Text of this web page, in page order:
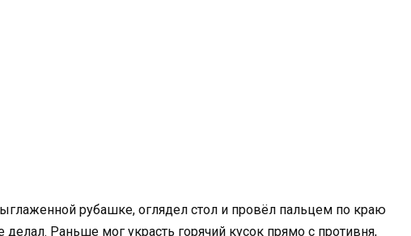
рубашке, оглядел стол и провёл пальцем по краю
делал. Раньше мог украсть горячий кусок прямо с противня,